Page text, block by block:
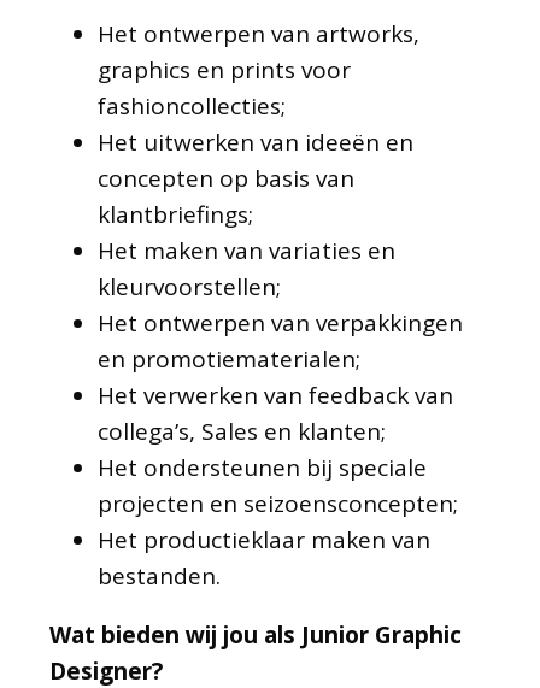
Het ontwerpen van artworks,
graphics en prints voor
fashioncollecties;
Het uitwerken van ideeën en
concepten op basis van
klantbriefings;
Het maken van variaties en
kleurvoorstellen;
Het ontwerpen van verpakkingen
en promotiematerialen;
Het verwerken van feedback van
collega’s, Sales en klanten;
Het ondersteunen bij speciale
projecten en seizoensconcepten;
Het productieklaar maken van
bestanden.
Wat bieden wij jou als Junior Graphic
Designer?